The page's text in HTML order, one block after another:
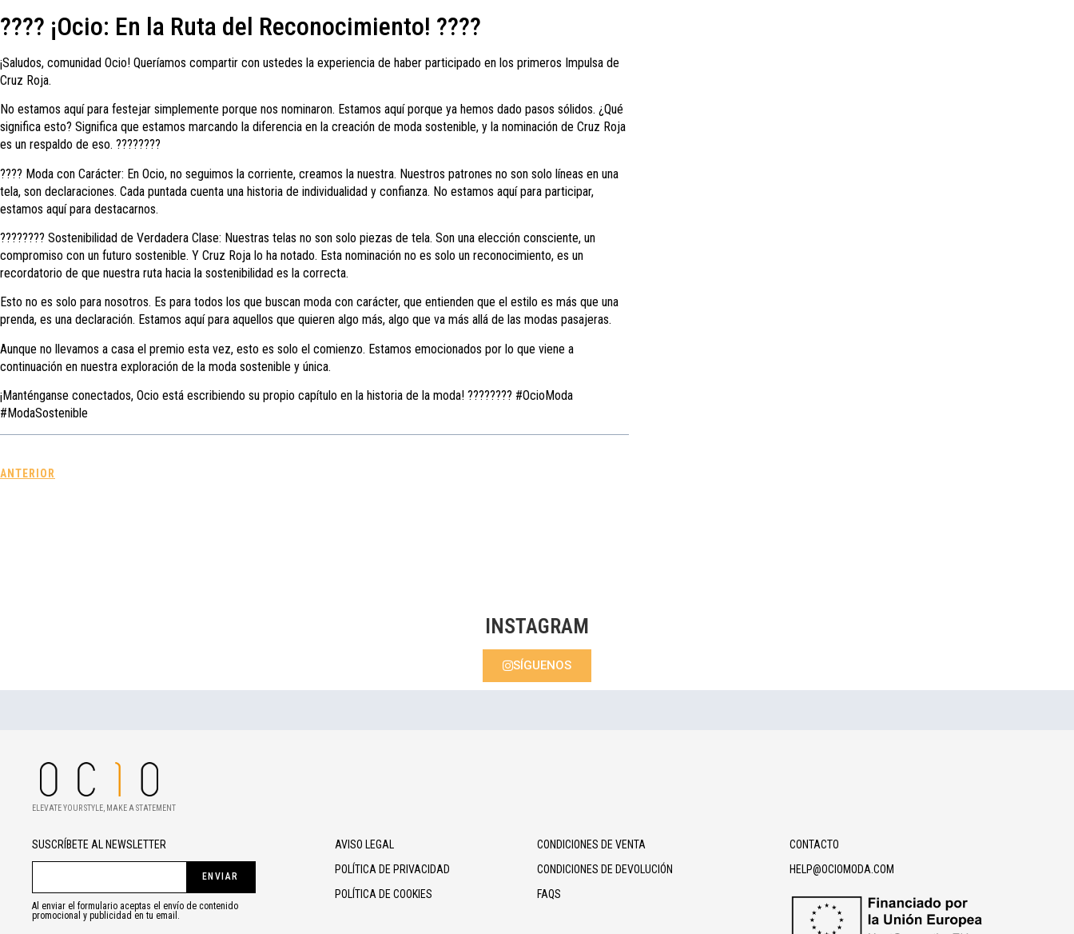
???? ¡Ocio: En la Ruta del Reconocimiento! ????
¡Saludos, comunidad Ocio! Queríamos compartir con ustedes la experiencia de haber participado en los primeros Impulsa de
Cruz Roja.
No estamos aquí para festejar simplemente porque nos nominaron. Estamos aquí porque ya hemos dado pasos sólidos. ¿Qué
significa esto? Significa que estamos marcando la diferencia en la creación de moda sostenible, y la nominación de Cruz Roja
es un respaldo de eso. ????????
???? Moda con Carácter: En Ocio, no seguimos la corriente, creamos la nuestra. Nuestros patrones no son solo líneas en una
tela, son declaraciones. Cada puntada cuenta una historia de individualidad y confianza. No estamos aquí para participar,
estamos aquí para destacarnos.
???????? Sostenibilidad de Verdadera Clase: Nuestras telas no son solo piezas de tela. Son una elección consciente, un
compromiso con un futuro sostenible. Y Cruz Roja lo ha notado. Esta nominación no es solo un reconocimiento, es un
recordatorio de que nuestra ruta hacia la sostenibilidad es la correcta.
Esto no es solo para nosotros. Es para todos los que buscan moda con carácter, que entienden que el estilo es más que una
prenda, es una declaración. Estamos aquí para aquellos que quieren algo más, algo que va más allá de las modas pasajeras.
Aunque no llevamos a casa el premio esta vez, esto es solo el comienzo. Estamos emocionados por lo que viene a
continuación en nuestra exploración de la moda sostenible y única.
¡Manténganse conectados, Ocio está escribiendo su propio capítulo en la historia de la moda! ???????? #OcioModa
#ModaSostenible
ANTERIOR
INSTAGRAM
SÍGUENOS
ELEVATE YOUR STYLE, MAKE A STATEMENT
SUSCRÍBETE AL NEWSLETTER
ENVIAR
Al enviar el formulario aceptas el envío de contenido
promocional y publicidad en tu email.
AVISO LEGAL
POLÍTICA DE PRIVACIDAD
POLÍTICA DE COOKIES
CONDICIONES DE VENTA
CONDICIONES DE DEVOLUCIÓN
FAQS
CONTACTO
HELP@OCIOMODA.COM